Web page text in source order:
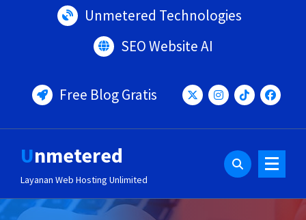
Unmetered Technologies
SEO Website AI
Free Blog Gratis
Unmetered
Layanan Web Hosting Unlimited